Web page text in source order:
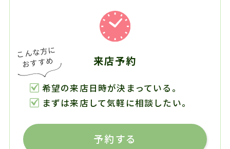
来店予約
希望の来店日時が決まっている。
まずは来店して気軽に相談したい。
予約する